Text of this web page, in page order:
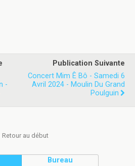
-
Publication Suivante
Concert Mim Ê Bô - Samedi 6
Avril 2024 - Moulin Du Grand
Poulguin
Retour au début
Bureau